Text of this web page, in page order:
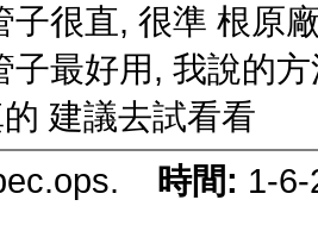
子很直, 很準 根原
子最好用, 我說的
建議去試看看
時間: 1-